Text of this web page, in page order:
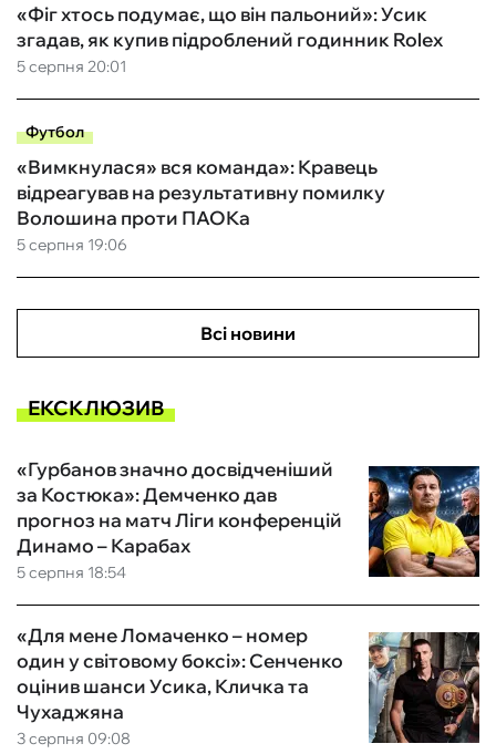
5 серпня 20:01
«Фіг хтось подумає, що він пальоний»: Усик
згадав, як купив підроблений годинник Rolex
Футбол
5 серпня 19:06
«Вимкнулася» вся команда»: Кравець
відреагував на результативну помилку
Волошина проти ПАОКа
Всі новини
ЕКСКЛЮЗИВ
5 серпня 18:54
«Гурбанов значно досвідченіший
за Костюка»: Демченко дав
прогноз на матч Ліги конференцій
Динамо – Карабах
3 серпня 09:08
«Для мене Ломаченко – номер
один у світовому боксі»: Сенченко
оцінив шанси Усика, Кличка та
Чухаджяна